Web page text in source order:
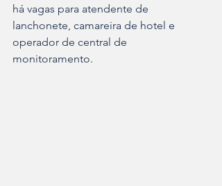
há vagas para atendente de
lanchonete, camareira de hotel e
operador de central de
monitoramento.